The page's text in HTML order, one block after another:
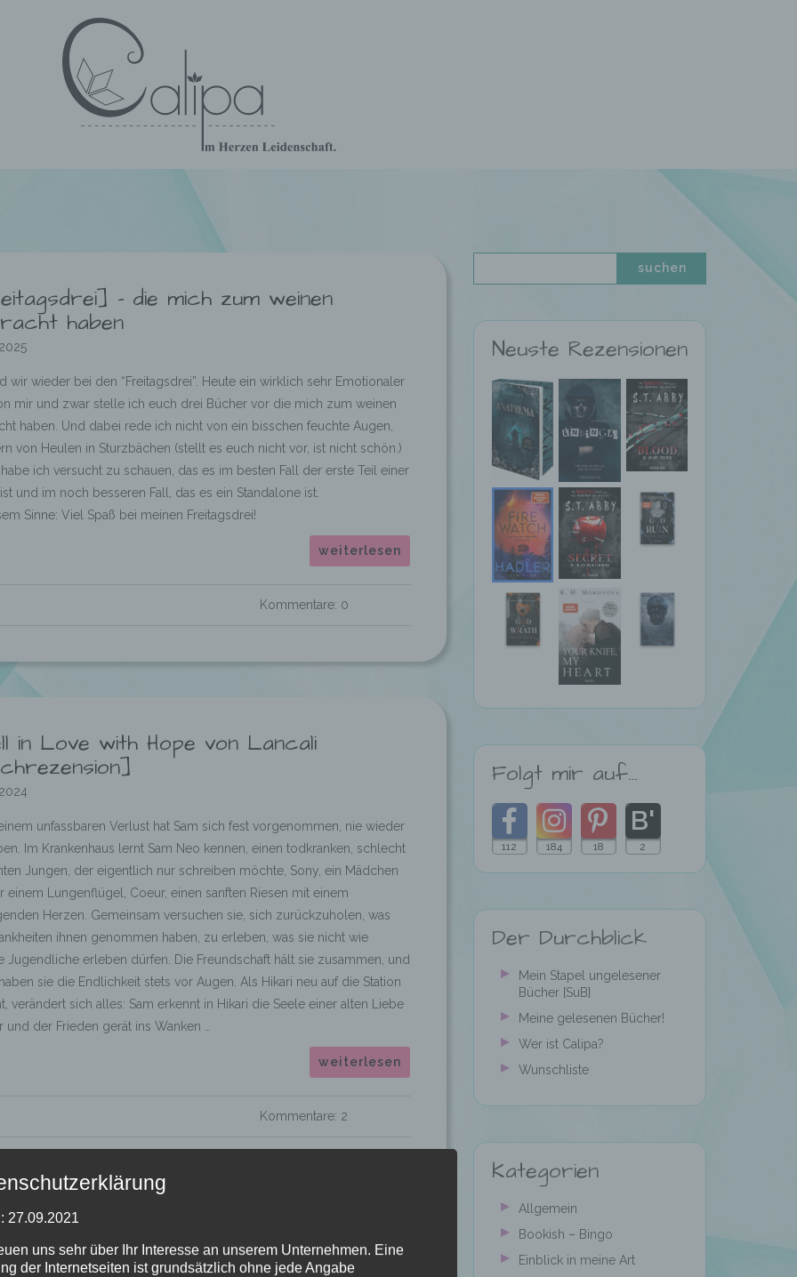
– die mich zum weinen
haben
wir wieder bei den “Freitagsdrei”. Heute ein wirklich sehr Emotionaler
mir und zwar stelle ich euch drei Bücher vor die mich zum weinen
haben. Und dabei rede ich nicht von ein bisschen feuchte Augen,
von Heulen in Sturzbächen (stellt es euch nicht vor, ist nicht schön.)
ich versucht zu schauen, das es im besten Fall der erste Teil einer
und im noch besseren Fall, das es ein Standalone ist.
Sinne: Viel Spaß bei meinen Freitagsdrei!
weiterlesen
Kommentare: 0
in Love with Hope von Lancali
unfassbaren Verlust hat Sam sich fest vorgenommen, nie wieder
Im Krankenhaus lernt Sam Neo kennen, einen todkranken, schlecht
Jungen, der eigentlich nur schreiben möchte, Sony, ein Mädchen
einem Lungenflügel, Coeur, einen sanften Riesen mit einem
Herzen. Gemeinsam versuchen sie, sich zurückzuholen, was
ihnen genommen haben, zu erleben, was sie nicht wie
Jugendliche erleben dürfen. Die Freundschaft hält sie zusammen, und
sie die Endlichkeit stets vor Augen. Als Hikari neu auf die Station
verändert sich alles: Sam erkennt in Hikari die Seele einer alten Liebe
und der Frieden gerät ins Wanken …
weiterlesen
Kommentare: 2
Neuste Rezensionen
Folgt mir auf…
auf
Facebook
112
auf
Instagram
184
auf
Pinterest
18
Blog
2
Der Durchblick
Mein Stapel ungelesener
Bücher [SuB]
Meine gelesenen Bücher!
Wer ist Calipa?
Wunschliste
Kategorien
Allgemein
Bookish – Bingo
Einblick in meine Art
27.09.2021
uns sehr über Ihr Interesse an unserem Unternehmen. Eine
der Internetseiten ist grundsätzlich ohne jede Angabe